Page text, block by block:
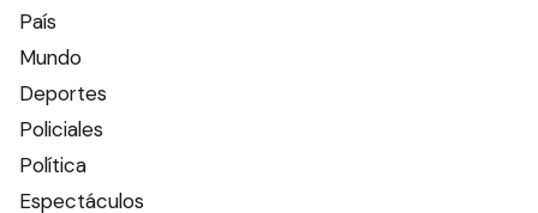
País
Mundo
Deportes
Policiales
Política
Espectáculos